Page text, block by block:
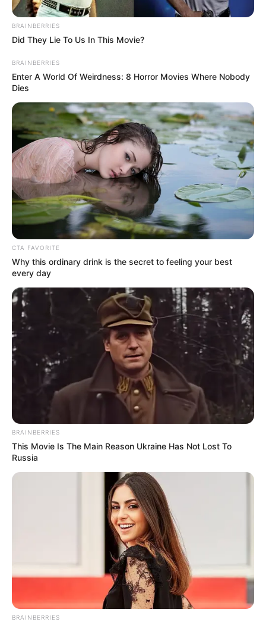
Pauline Bression) parle
Laurent Kérusoré) au bar du
Mistral et comprend que sa relation avec lui va
désormais être détériorée à cause de son projet
de quitter la cité phocéenne pour Londres.
BRAINBERRIES
Did They Lie To Us In This Movie?
BRAINBERRIES
Enter A World Of Weirdness: 8 Horror Movies Where Nobody
Dies
CTA FAVORITE
Why this ordinary drink is the secret to feeling your best
every day
BRAINBERRIES
This Movie Is The Main Reason Ukraine Has Not Lost To
Russia
BRAINBERRIES